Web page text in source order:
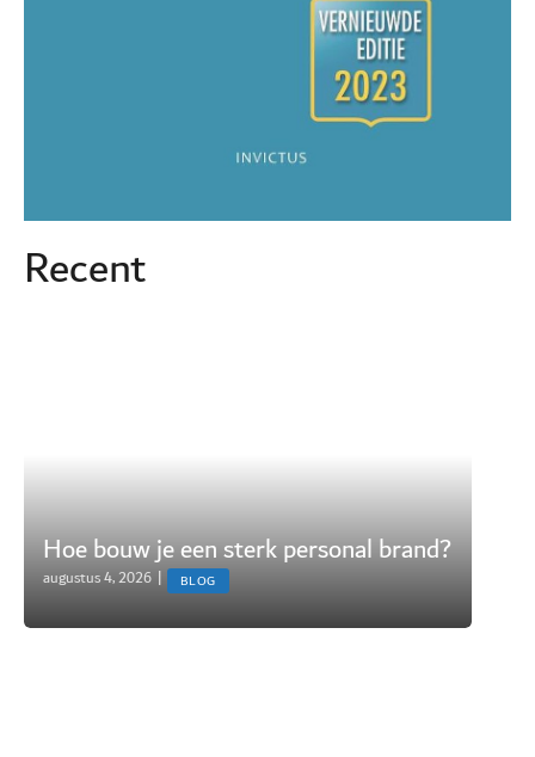
Recent
Hoe bouw je een sterk personal brand?
augustus 4, 2026 | BLOG